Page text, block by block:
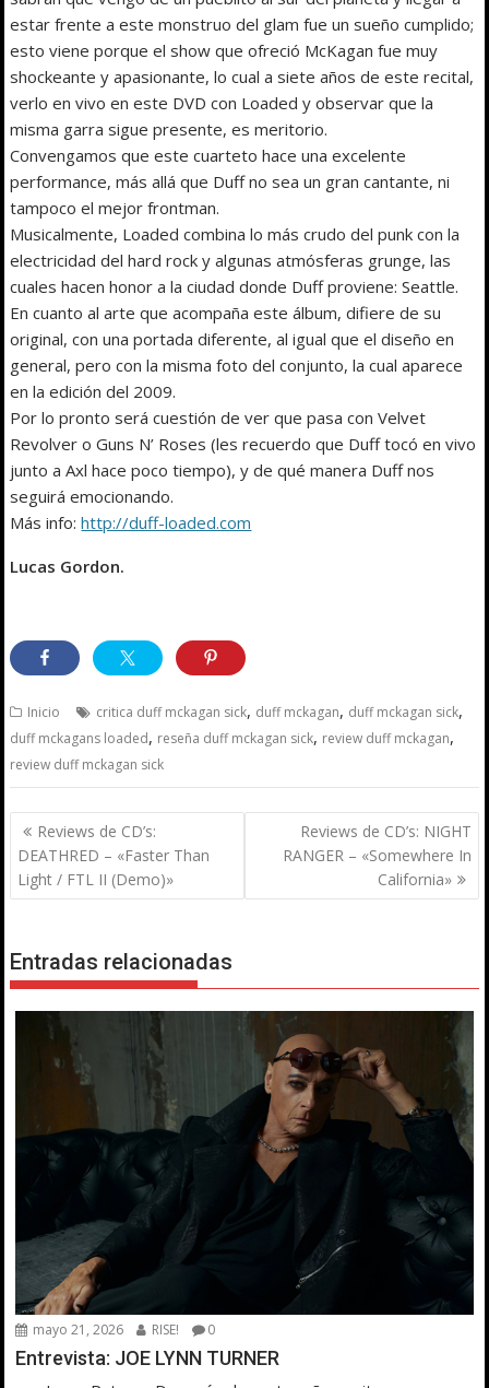
estar frente a este monstruo del glam fue un sueño cumplido;
esto viene porque el show que ofreció McKagan fue muy
shockeante y apasionante, lo cual a siete años de este recital,
verlo en vivo en este DVD con Loaded y observar que la
misma garra sigue presente, es meritorio.
Convengamos que este cuarteto hace una excelente
performance, más allá que Duff no sea un gran cantante, ni
tampoco el mejor frontman.
Musicalmente, Loaded combina lo más crudo del punk con la
electricidad del hard rock y algunas atmósferas grunge, las
cuales hacen honor a la ciudad donde Duff proviene: Seattle.
En cuanto al arte que acompaña este álbum, difiere de su
original, con una portada diferente, al igual que el diseño en
general, pero con la misma foto del conjunto, la cual aparece
en la edición del 2009.
Por lo pronto será cuestión de ver que pasa con Velvet
Revolver o Guns N’ Roses (les recuerdo que Duff tocó en vivo
junto a Axl hace poco tiempo), y de qué manera Duff nos
seguirá emocionando.
Más info:http://duff-loaded.com
Lucas Gordon.
Inicio critica duff mckagan sick, duff mckagan, duff mckagan sick,
duff mckagans loaded, reseña duff mckagan sick, review duff mckagan,
review duff mckagan sick
Navegación
de
entradas
Reviews de CD’s:
DEATHRED – «Faster Than
Light / FTL II (Demo)»
Reviews de CD’s: NIGHT
RANGER – «Somewhere In
California»
Entradas relacionadas
mayo 21, 2026 RISE! 0
Entrevista: JOE LYNN TURNER